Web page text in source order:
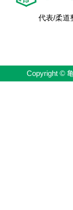
代表/柔道
Copyright ©